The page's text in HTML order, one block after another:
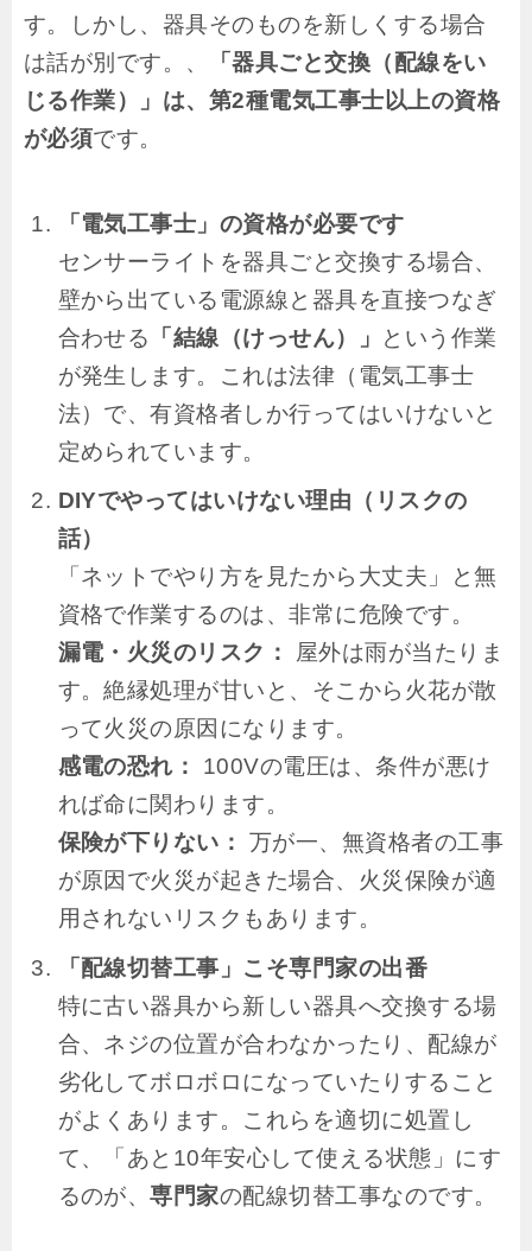
す。しかし、器具そのものを新しくする場合
は話が別です。、
「器具ごと交換（配線をい
じる作業）」は、第2種電気工事士以上の資格
が必須です。
「電気工事士」の資格が必要です
センサーライトを器具ごと交換する場合、
壁から出ている電源線と器具を直接つなぎ
合わせる
「結線（けっせん）」
という作業
が発生します。これは法律（電気工事士
法）で、有資格者しか行ってはいけないと
定められています。
DIYでやってはいけない理由（リスクの
話）
「ネットでやり方を見たから大丈夫」と無
資格で作業するのは、非常に危険です。
漏電・火災のリスク：
屋外は雨が当たりま
す。絶縁処理が甘いと、そこから火花が散
って火災の原因になります。
感電の恐れ：
100Vの電圧は、条件が悪け
れば命に関わります。
保険が下りない： 万が一、無資格者の工事
が原因で火災が起きた場合、火災保険が適
用されないリスクもあります。
「配線切替工事」こそ専門家の出番
特に古い器具から新しい器具へ交換する場
合、ネジの位置が合わなかったり、配線が
劣化してボロボロになっていたりすること
がよくあります。これらを適切に処置し
て、「あと10年安心して使える状態」にす
るのが、専門家の配線切替工事なのです。